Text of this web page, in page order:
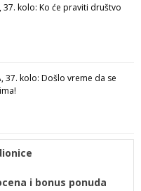
37. kolo: Ko će praviti društvo
37. kolo: Došlo vreme da se
i bonus ponuda